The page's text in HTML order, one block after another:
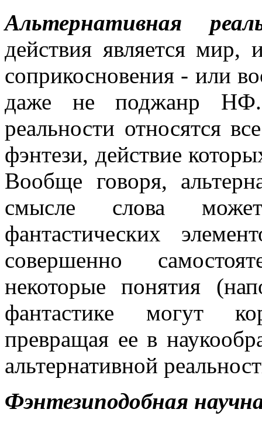
Альтернативная
действия является
соприкосновения - или
даже не поджанр НФ.
реальности относятся
фэнтези, действие
Вообще говоря,
смысле слова
фантастических
совершенно
некоторые понятия
фантастике могут
превращая ее в
альтернативной
Фэнтезиподобная